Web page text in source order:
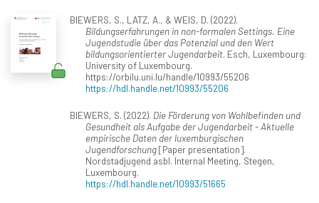
BIEWERS, S., LATZ, A., & WEIS, D. (2022).
Bildungserfahrungen in non-formalen Settings. Eine
Jugendstudie über das Potenzial und den Wert
bildungsorientierter Jugendarbeit. Esch, Luxembourg:
University of Luxembourg.
https://orbilu.uni.lu/handle/10993/55206
https://hdl.handle.net/10993/55206
BIEWERS, S. (2022). Die Förderung von Wohlbefinden und
Gesundheit als Aufgabe der Jugendarbeit - Aktuelle
empirische Daten der luxemburgischen
Jugendforschung[Paper presentation].
Nordstadjugend asbl. Internal Meeting, Stegen,
Luxembourg.
https://hdl.handle.net/10993/51665